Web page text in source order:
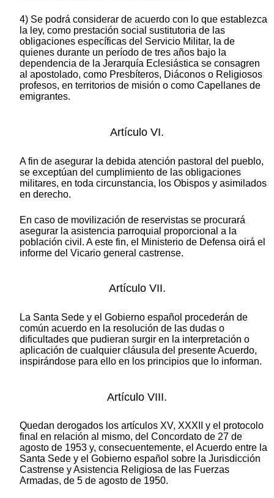
4) Se podrá considerar de acuerdo con lo que establezca
la ley, como prestación social sustitutoria de las
obligaciones específicas del Servicio Militar, la de
quienes durante un período de tres años bajo la
dependencia de la Jerarquía Eclesiástica se consagren
al apostolado, como Presbíteros, Diáconos o Religiosos
profesos, en territorios de misión o como Capellanes de
emigrantes.
Artículo VI.
A fin de asegurar la debida atención pastoral del pueblo,
se exceptúan del cumplimiento de las obligaciones
militares, en toda circunstancia, los Obispos y asimilados
en derecho.
En caso de movilización de reservistas se procurará
asegurar la asistencia parroquial proporcional a la
población civil. A este fin, el Ministerio de Defensa oirá el
informe del Vicario general castrense.
Artículo VII.
La Santa Sede y el Gobierno español procederán de
común acuerdo en la resolución de las dudas o
dificultades que pudieran surgir en la interpretación o
aplicación de cualquier cláusula del presente Acuerdo,
inspirándose para ello en los principios que lo informan.
Artículo VIII.
Quedan derogados los artículos XV, XXXII y el protocolo
final en relación al mismo, del Concordato de 27 de
agosto de 1953 y, consecuentemente, el Acuerdo entre la
Santa Sede y el Gobierno español sobre la Jurisdicción
Castrense y Asistencia Religiosa de las Fuerzas
Armadas, de 5 de agosto de 1950.